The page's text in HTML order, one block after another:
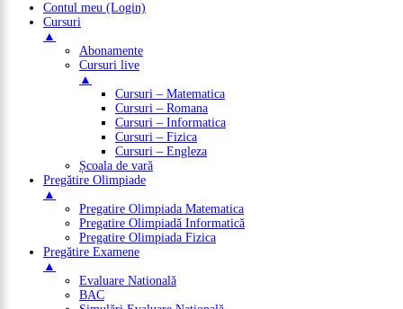
Contul meu (Login)
Cursuri
▲
Abonamente
Cursuri live
▲
Cursuri – Matematica
Cursuri – Romana
Cursuri – Informatica
Cursuri – Fizica
Cursuri – Engleza
Școala de vară
Pregătire Olimpiade
▲
Pregatire Olimpiada Matematica
Pregatire Olimpiadă Informatică
Pregatire Olimpiada Fizica
Pregătire Examene
▲
Evaluare Natională
BAC